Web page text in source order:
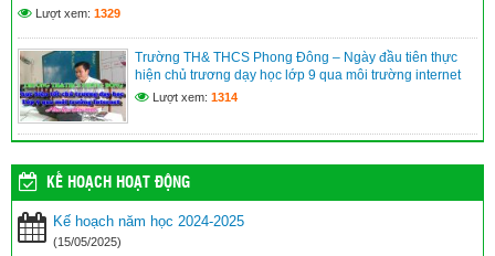
Lượt xem: 1329
Trường TH& THCS Phong Đông – Ngày đầu tiên thực
hiện chủ trương dạy học lớp 9 qua môi trường internet
Lượt xem: 1314
KẾ HOẠCH HOẠT ĐỘNG
Kế hoạch năm học 2024-2025
(15/05/2025)